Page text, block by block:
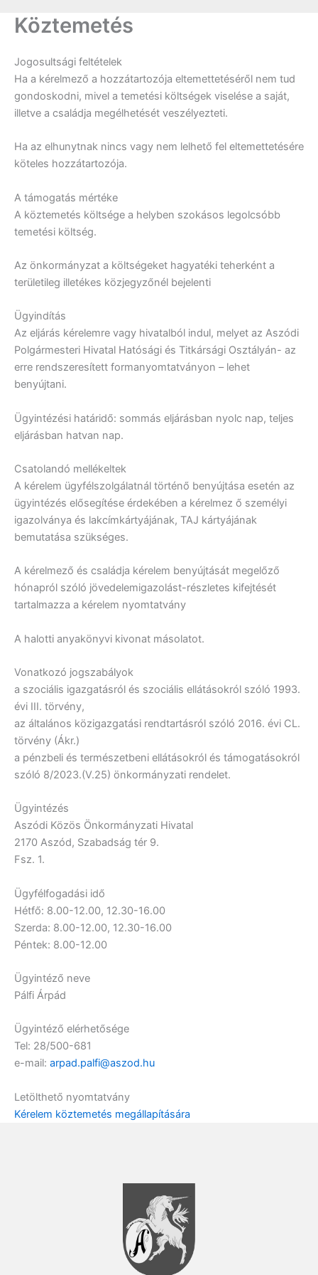
Köztemetés
Jogosultsági feltételek
Ha a kérelmező a hozzátartozója eltemettetéséről nem tud
gondoskodni, mivel a temetési költségek viselése a saját,
illetve a családja megélhetését veszélyezteti.
Ha az elhunytnak nincs vagy nem lelhető fel eltemettetésére
köteles hozzátartozója.
A támogatás mértéke
A köztemetés költsége a helyben szokásos legolcsóbb
temetési költség.
Az önkormányzat a költségeket hagyatéki teherként a
területileg illetékes közjegyzőnél bejelenti
Ügyindítás
Az eljárás kérelemre vagy hivatalból indul, melyet az Aszódi
Polgármesteri Hivatal Hatósági és Titkársági Osztályán- az
erre rendszeresített formanyomtatványon – lehet
benyújtani.
Ügyintézési határidő: sommás eljárásban nyolc nap, teljes
eljárásban hatvan nap.
Csatolandó mellékeltek
A kérelem ügyfélszolgálatnál történő benyújtása esetén az
ügyintézés elősegítése érdekében a kérelmez ő személyi
igazolványa és lakcímkártyájának, TAJ kártyájának
bemutatása szükséges.
A kérelmező és családja kérelem benyújtását megelőző
hónapról szóló jövedelemigazolást-részletes kifejtését
tartalmazza a kérelem nyomtatvány
A halotti anyakönyvi kivonat másolatot.
Vonatkozó jogszabályok
a szociális igazgatásról és szociális ellátásokról szóló 1993.
évi III. törvény,
az általános közigazgatási rendtartásról szóló 2016. évi CL.
törvény (Ákr.)
a pénzbeli és természetbeni ellátásokról és támogatásokról
szóló 8/2023.(V.25) önkormányzati rendelet.
Ügyintézés
Aszódi Közös Önkormányzati Hivatal
2170 Aszód, Szabadság tér 9.
Fsz. 1.
Ügyfélfogadási idő
Hétfő: 8.00-12.00, 12.30-16.00
Szerda: 8.00-12.00, 12.30-16.00
Péntek: 8.00-12.00
Ügyintéző neve
Pálfi Árpád
Ügyintéző elérhetősége
Tel: 28/500-681
e-mail: arpad.palfi@aszod.hu
Letölthető nyomtatvány
Kérelem köztemetés megállapítására